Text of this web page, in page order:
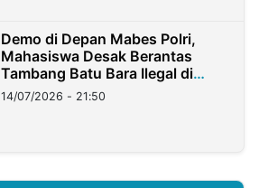
Demo di Depan Mabes Polri,
Mahasiswa Desak Berantas
Tambang Batu Bara Ilegal di
Lampung
14/07/2026 - 21:50